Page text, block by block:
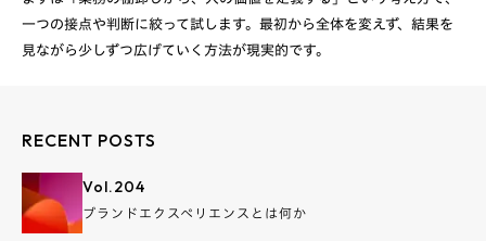
一つの接点や判断に絞って試します。最初から全体を変えず、結果を
RECENT POSTS
Vol.204
ブランドエクスペリエンスとは何か